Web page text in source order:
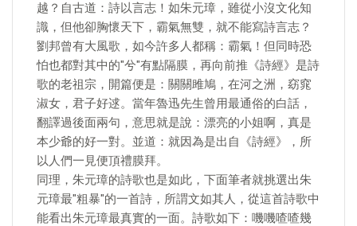
越？自古道：詩以言志！如朱元璋，雖從小沒文化知
識，但他卻胸懷天下，霸氣無雙，就不能寫詩言志？
劉邦曾有大風歌，如今許多人都稱：霸氣！但同時恐
怕也都對其中的"兮"有點隔膜，再向前推《詩經》是詩
歌的老祖宗，開篇便是：關關雎鳩，在河之洲，窈窕
淑女，君子好逑。當年魯迅先生曾用最通俗的白話，
翻譯過後面兩句，意思就是說：漂亮的小姐啊，真是
本少爺的好一對。並道：就因為是出自《詩經》，所
以人們一見便頂禮膜拜。
同理，朱元璋的詩歌也是如此，下面筆者就挑選出朱
元璋最"粗暴"的一首詩，所謂文如其人，從這首詩歌中
能看出朱元璋最真實的一面。詩歌如下：嘰嘰喳喳幾